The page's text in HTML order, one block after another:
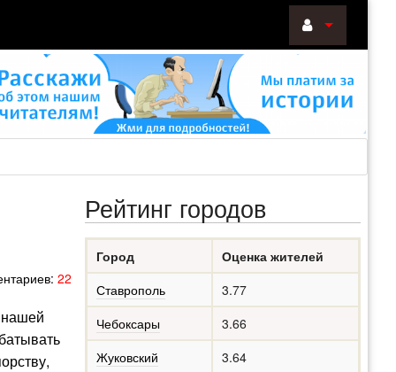
Войти
22
нашей
Рейтинг городов
Город
Оценка жителей
Ставрополь
3.77
Чебоксары
3.66
Жуковский
3.64